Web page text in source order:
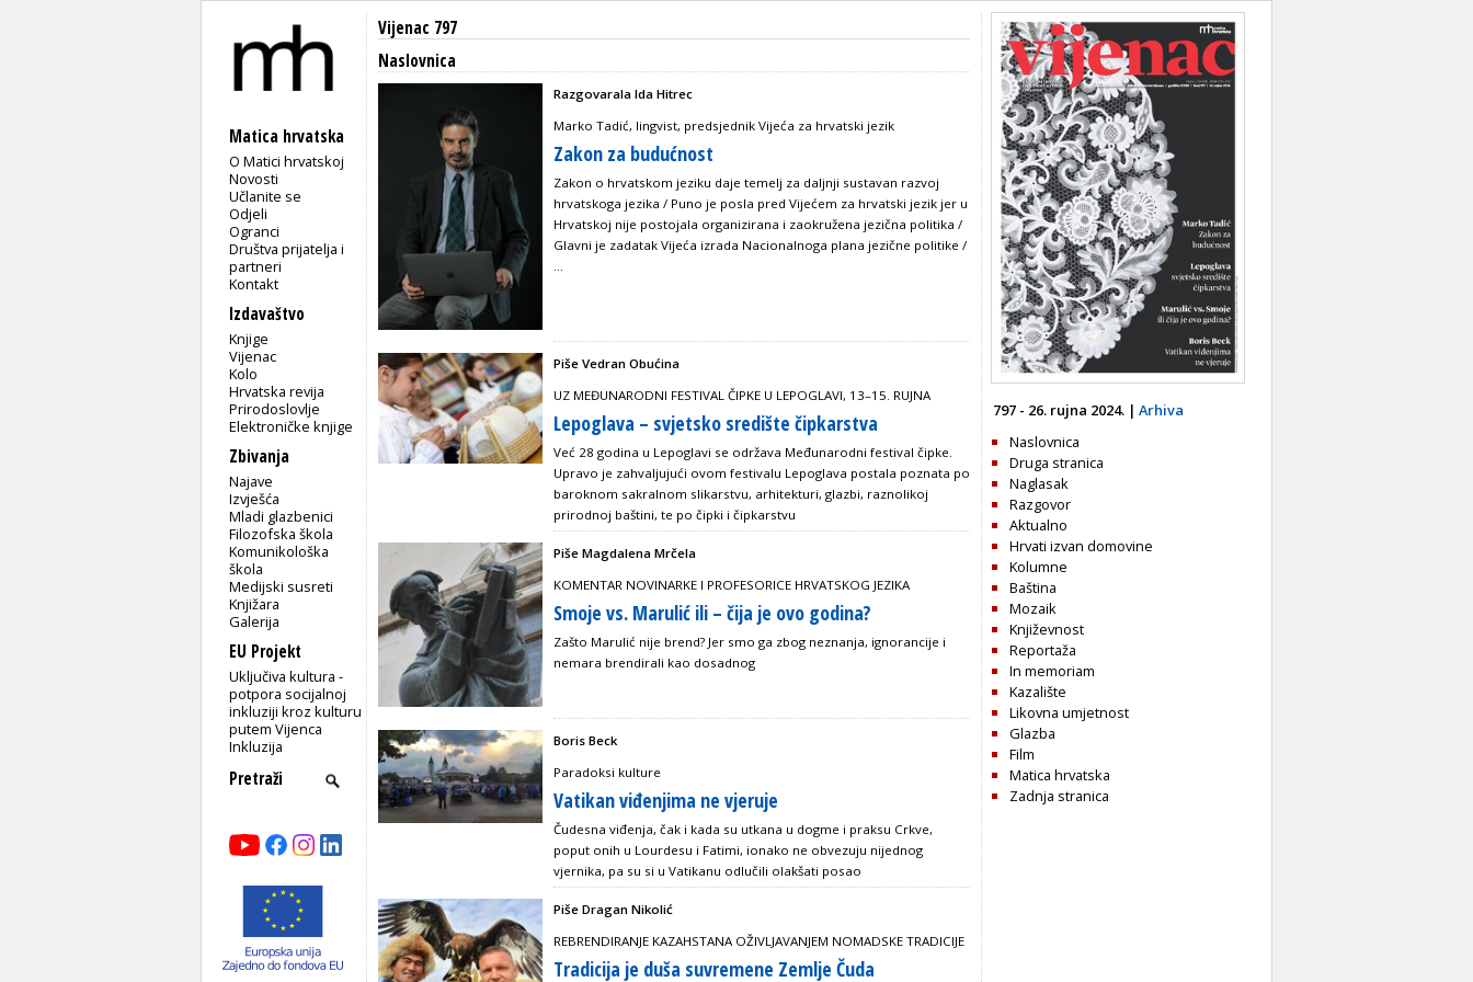
Matica hrvatska
O Matici hrvatskoj
Novosti
Učlanite se
Odjeli
Ogranci
Društva prijatelja i
partneri
Kontakt
Izdavaštvo
Knjige
Vijenac
Kolo
Hrvatska revija
Prirodoslovlje
Elektroničke knjige
Zbivanja
Najave
Izvješća
Mladi glazbenici
Filozofska škola
Komunikološka
škola
Medijski susreti
Knjižara
Galerija
EU Projekt
Uključiva kultura -
potpora socijalnoj
inkluziji kroz kulturu
putem Vijenca
Inkluzija
Vijenac 797
Naslovnica
Razgovarala Ida Hitrec
Marko Tadić, lingvist, predsjednik Vijeća za hrvatski jezik
Zakon za budućnost
Zakon o hrvatskom jeziku daje temelj za daljnji sustavan razvoj
hrvatskoga jezika / Puno je posla pred Vijećem za hrvatski jezik jer u
Hrvatskoj nije postojala organizirana i zaokružena jezična politika /
Glavni je zadatak Vijeća izrada Nacionalnoga plana jezične politike /
...
Piše Vedran Obućina
UZ MEĐUNARODNI FESTIVAL ČIPKE U LEPOGLAVI, 13–15. RUJNA
Lepoglava – svjetsko središte čipkarstva
Već 28 godina u Lepoglavi se održava Međunarodni festival čipke.
Upravo je zahvaljujući ovom festivalu Lepoglava postala poznata po
baroknom sakralnom slikarstvu, arhitekturi, glazbi, raznolikoj
prirodnoj baštini, te po čipki i čipkarstvu
Piše Magdalena Mrčela
KOMENTAR NOVINARKE I PROFESORICE HRVATSKOG JEZIKA
Smoje vs. Marulić ili – čija je ovo godina?
Zašto Marulić nije brend? Jer smo ga zbog neznanja, ignorancije i
nemara brendirali kao dosadnog
Boris Beck
Paradoksi kulture
Vatikan viđenjima ne vjeruje
Čudesna viđenja, čak i kada su utkana u dogme i praksu Crkve,
poput onih u Lourdesu i Fatimi, ionako ne obvezuju nijednog
vjernika, pa su si u Vatikanu odlučili olakšati posao
Piše Dragan Nikolić
REBRENDIRANJE KAZAHSTANA OŽIVLJAVANJEM NOMADSKE TRADICIJE
Tradicija je duša suvremene Zemlje Čuda
797 - 26. rujna 2024. | Arhiva
Naslovnica
Druga stranica
Naglasak
Razgovor
Aktualno
Hrvati izvan domovine
Kolumne
Baština
Mozaik
Književnost
Reportaža
In memoriam
Kazalište
Likovna umjetnost
Glazba
Film
Matica hrvatska
Zadnja stranica